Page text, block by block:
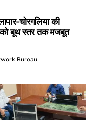
चोरगलिया की
को बूथ स्तर तक मजबूत
Bureau